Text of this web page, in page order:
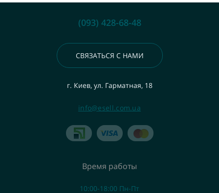
(093) 428-68-48
СВЯЗАТЬСЯ С НАМИ
г. Киев, ул. Гарматная, 18
info@esell.com.ua
Время работы
10:00-18:00 Пн-Пт